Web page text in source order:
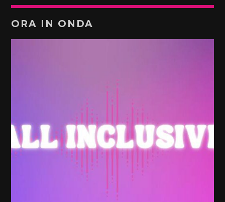
ORA IN ONDA